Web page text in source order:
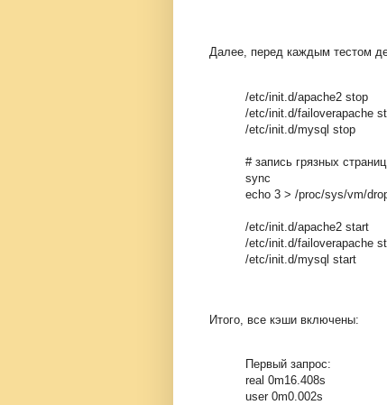
Далее, перед каждым тестом
/etc/init.d/apache2 stop
/etc/init.d/failoverapache
/etc/init.d/mysql stop
# запись грязных
sync
echo 3 > /proc/sys/vm/
/etc/init.d/apache2 start
/etc/init.d/failoverapache
/etc/init.d/mysql start
Итого, все кэши включены:
Первый запрос:
real 0m16.408s
user 0m0.002s